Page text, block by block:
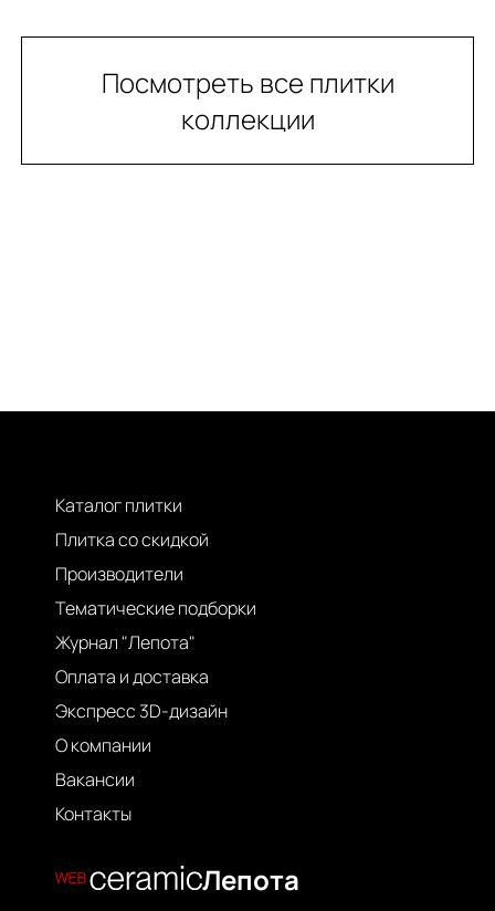
Посмотреть все плитки
коллекции
Каталог плитки
Плитка со скидкой
Производители
Тематические подборки
Журнал "Лепота"
Оплата и доставка
Экспресс 3D-дизайн
О компании
Вакансии
Контакты
Лепота